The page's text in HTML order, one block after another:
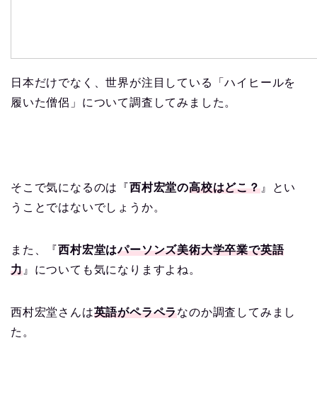
日本だけでなく、世界が注目している「ハイヒールを
履いた僧侶」について調査してみました。
そこで気になるのは『西村宏堂の高校はどこ？』とい
うことではないでしょうか。
また、『西村宏堂はパーソンズ美術大学卒業で英語
力』についても気になりますよね。
西村宏堂さんは英語がペラペラなのか調査してみまし
た。